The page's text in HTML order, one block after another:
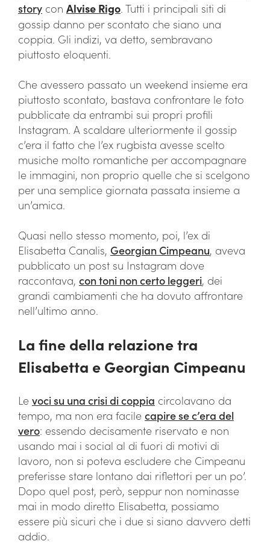
story con Alvise Rigo. Tutti i principali siti di
gossip danno per scontato che siano una
coppia. Gli indizi, va detto, sembravano
piuttosto eloquenti.
Che avessero passato un weekend insieme era
piuttosto scontato, bastava confrontare le foto
pubblicate da entrambi sui propri profili
Instagram. A scaldare ulteriormente il gossip
c’era il fatto che l’ex rugbista avesse scelto
musiche molto romantiche per accompagnare
le immagini, non proprio quelle che si scelgono
per una semplice giornata passata insieme a
un’amica.
Quasi nello stesso momento, poi, l’ex di
Elisabetta Canalis, Georgian Cimpeanu, aveva
pubblicato un post su Instagram dove
raccontava, con toni non certo leggeri, dei
grandi cambiamenti che ha dovuto affrontare
nell’ultimo anno.
La fine della relazione tra
Elisabetta e Georgian Cimpeanu
Le voci su una crisi di coppia circolavano da
tempo, ma non era facile capire se c’era del
vero: essendo decisamente riservato e non
usando mai i social al di fuori di motivi di
lavoro, non si poteva escludere che Cimpeanu
preferisse stare lontano dai riflettori per un po’.
Dopo quel post, però, seppur non nominasse
mai in modo diretto Elisabetta, possiamo
essere più sicuri che i due si siano davvero detti
addio.